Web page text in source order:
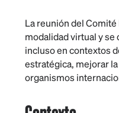
La reunión del Comité
modalidad virtual y
incluso en contextos
estratégica, mejorar
organismos